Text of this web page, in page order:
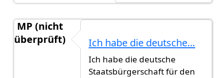
MP (nicht
überprüft)
Hallo, Ich habe meinen…vonMoh
Ich habe die deutsche…
Ich habe die deutsche
Staatsbürgerschaft für den